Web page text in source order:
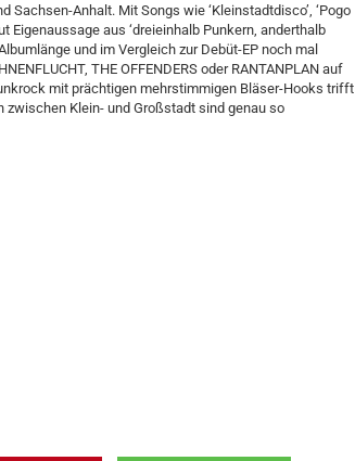
Sachsen-Anhalt. Mit Songs wie ‘Kleinstadtdisco’, ‘Pogo
Eigenaussage aus ‘dreieinhalb Punkern, anderthalb
und im Vergleich zur Debüt-EP noch mal
THE OFFENDERS oder RANTANPLAN auf
mit prächtigen mehrstimmigen Bläser-Hooks trifft
Klein- und Großstadt sind genau so